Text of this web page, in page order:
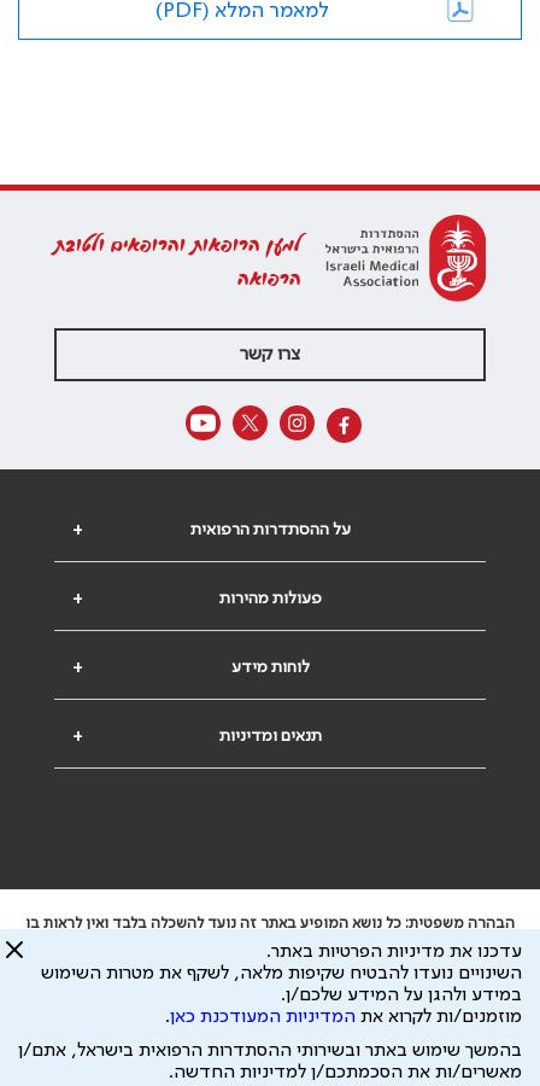
למאמר המלא (PDF)
למען הרופאות והרופאים ולטובת
הרפואה
צרו קשר
+ על ההסתדרות הרפואית
+ פעולות מהירות
+ לוחות מידע
+ תנאים ומדיניות
הבהרה משפטית: כל נושא המופיע באתר זה נועד להשכלה בלבד ואין לראות בו
ייעוץ רפואי או משפטי. אין הר"י אחראית לתוכן המתפרסם באתר זה ולכל נזק
שעלול להיגרם.
ידוע לי שהר"י אוספת ושומרת מידע אישי לצורך מתן השרות וכי חלק ממנו עשוי
להיות מועבר לצדדים שלישיים, הכל בכפוף למדיניות הפרטיות
פיתוח ע"י עיצוב ע"י
עדכנו את מדיניות הפרטיות באתר.
השינויים נועדו להבטיח שקיפות מלאה, לשקף את מטרות השימוש
במידע ולהגן על המידע שלכם/ן.
מוזמנים/ות לקרוא את המדיניות המעודכנת כאן.
בהמשך שימוש באתר ובשירותי ההסתדרות הרפואית בישראל, אתם/ן
מאשרים/ות את הסכמתכם/ן למדיניות החדשה.